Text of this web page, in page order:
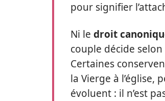
pour signifier
Ni le droit
couple décide selon
Certaines
la Vierge à l’église,
évoluent : il n’est